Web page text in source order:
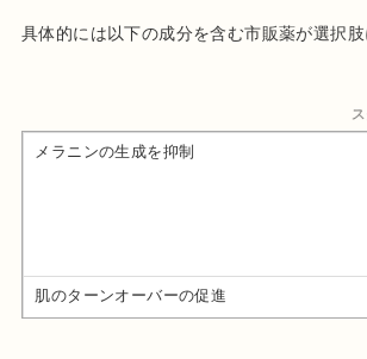
具体的には以下の成分を含む市販薬が選択肢
メラニンの生成を抑制
肌のターンオーバーの促進